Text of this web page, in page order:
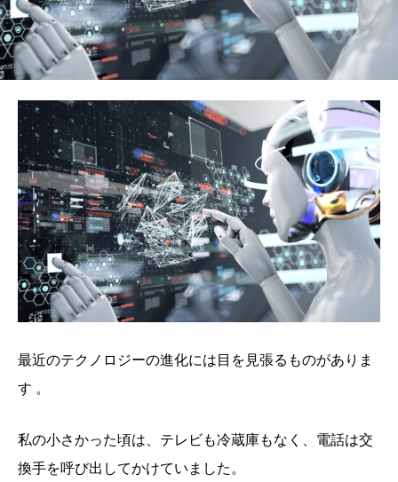
最近のテクノロジーの進化には目を見張るものがありま
す 。
私の小さかった頃は、テレビも冷蔵庫もなく、電話は交
換手を呼び出してかけていました。